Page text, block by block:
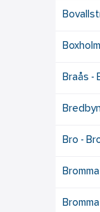
Braås -
Bro -